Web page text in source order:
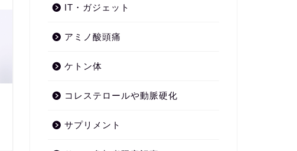
IT・ガジェット
アミノ酸頭痛
ケトン体
コレステロールや動脈硬化
サプリメント